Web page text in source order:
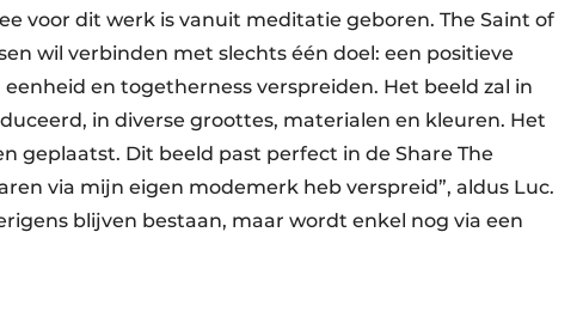
voor dit werk is vanuit meditatie geboren. The Saint of
wil verbinden met slechts één doel: een positieve
en togetherness verspreiden. Het beeld zal in
in diverse groottes, materialen en kleuren. Het
geplaatst. Dit beeld past perfect in de Share The
via mijn eigen modemerk heb verspreid”, aldus Luc.
blijven bestaan, maar wordt enkel nog via een